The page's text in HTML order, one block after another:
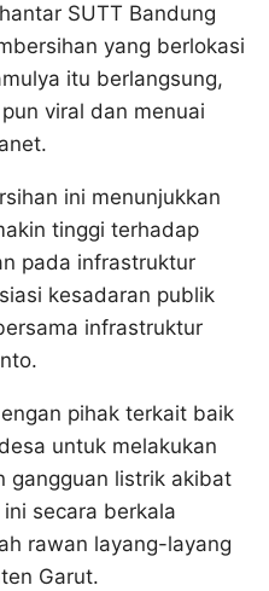
SUTT Bandung
yang berlokasi
itu berlangsung,
viral dan menuai
ini menunjukkan
tinggi terhadap
pada infrastruktur
kesadaran publik
infrastruktur
pihak terkait baik
untuk melakukan
gangguan listrik akibat
secara berkala
rawan layang-layang
Garut.